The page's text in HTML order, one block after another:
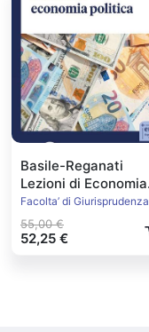
Basile-Reganati
Lezioni di Economia
Politica
Facolta’ di Giurisprudenza
55,00 €
52,25 €